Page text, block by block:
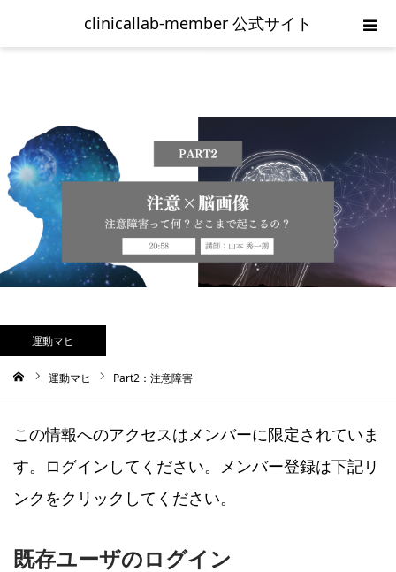
clinicallab-member 公式サイト
運動マヒ
運動マヒ Part2：注意障害
この情報へのアクセスはメンバーに限定されていま
す。ログインしてください。メンバー登録は下記リ
ンクをクリックしてください。
既存ユーザのログイン
ご入会の流れ
新規登録
clinicallab-memberログイン
お問い合わせ
利用規約